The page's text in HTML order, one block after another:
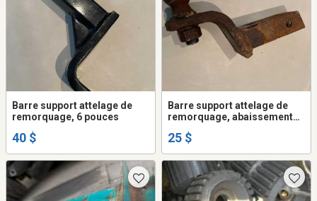
Barre support attelage de
remorquage, 6 pouces
40 $
Barre support attelage de
remorquage, abaissement
BOULE.
25 $